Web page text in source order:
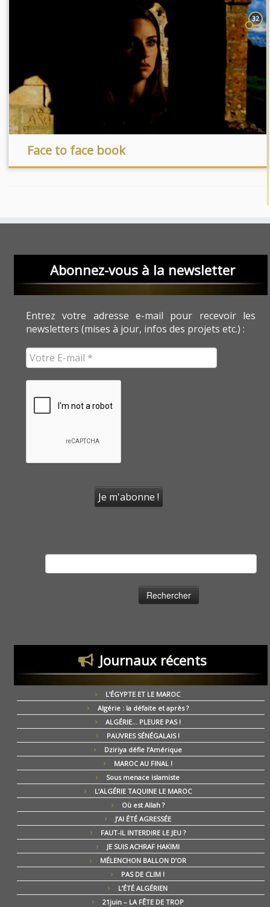
32
Face to face book
Abonnez-vous à la newsletter
Entrez votre adresse e-mail pour recevoir les
newsletters (mises à jour, infos des projets etc.) :
Journaux récents
L’ÉGYPTE ET LE MAROC
Algérie : la défaite et après ?
ALGÉRIE… PLEURE PAS !
PAUVRES SÉNÉGALAIS !
Dziriya défie l’Amérique
MAROC AU FINAL !
Sous menace islamiste
L’ALGÉRIE TAQUINE LE MAROC
Où est Allah ?
J’AI ÉTÉ AGRESSÉE
FAUT-IL INTERDIRE LE JEU ?
JE SUIS ACHRAF HAKIMI
MÉLENCHON BALLON D’OR
PAS DE CLIM !
L’ÉTÉ ALGÉRIEN
21juin – LA FÊTE DE TROP